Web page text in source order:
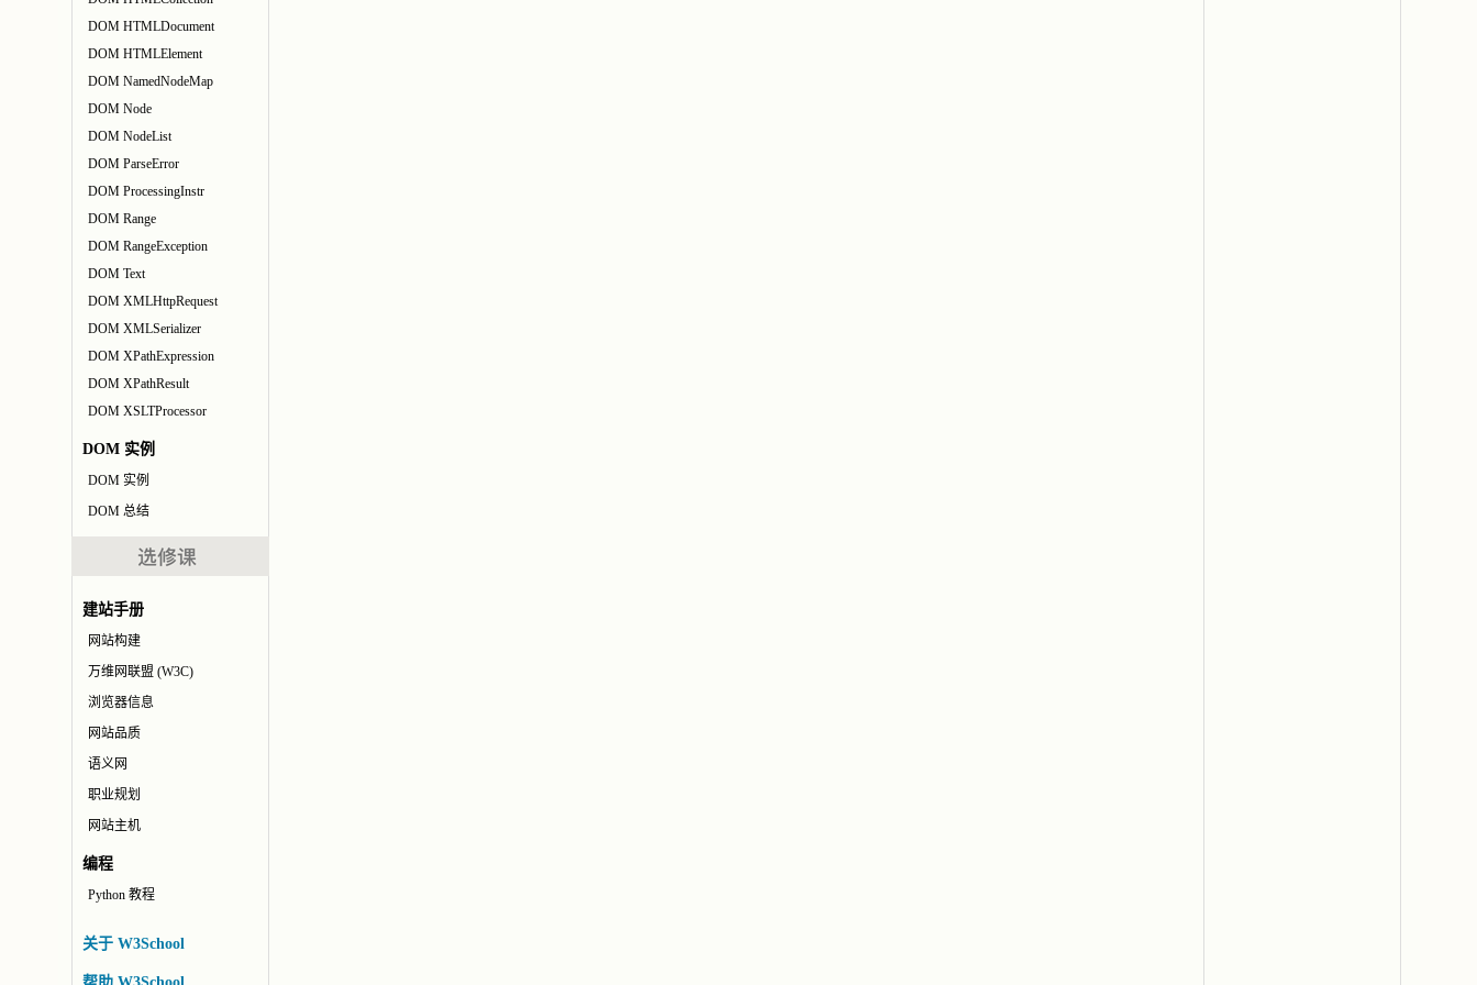
DOM HTMLDocument
DOM HTMLElement
DOM NamedNodeMap
DOM Node
DOM NodeList
DOM ParseError
DOM ProcessingInstr
DOM Range
DOM RangeException
DOM Text
DOM XMLHttpRequest
DOM XMLSerializer
DOM XPathExpression
DOM XPathResult
DOM XSLTProcessor
DOM 实例
DOM 实例
DOM 总结
建站手册
网站构建
万维网联盟 (W3C)
浏览器信息
网站品质
语义网
职业规划
网站主机
编程
Python 教程
关于 W3School